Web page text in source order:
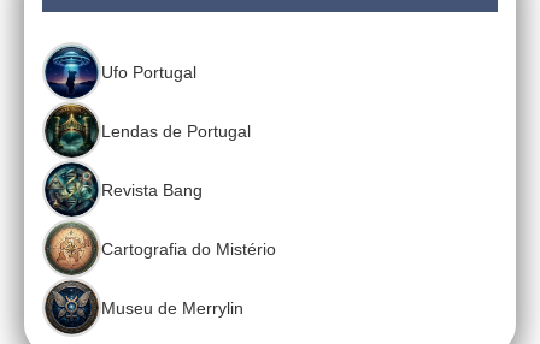
Ufo Portugal
Lendas de Portugal
Revista Bang
Cartografia do Mistério
Museu de Merrylin